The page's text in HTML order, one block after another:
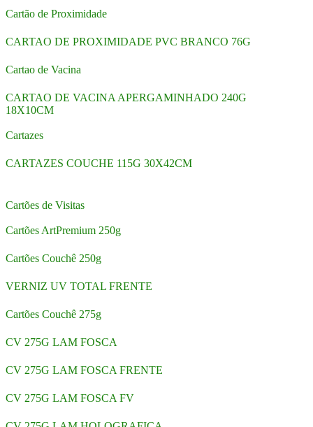
Cartão de Proximidade
CARTAO DE PROXIMIDADE PVC BRANCO 76G
Cartao de Vacina
CARTAO DE VACINA APERGAMINHADO 240G
18X10CM
Cartazes
CARTAZES COUCHE 115G 30X42CM
Cartões de Visitas
Cartões ArtPremium 250g
Cartões Couchê 250g
VERNIZ UV TOTAL FRENTE
Cartões Couchê 275g
CV 275G LAM FOSCA
CV 275G LAM FOSCA FRENTE
CV 275G LAM FOSCA FV